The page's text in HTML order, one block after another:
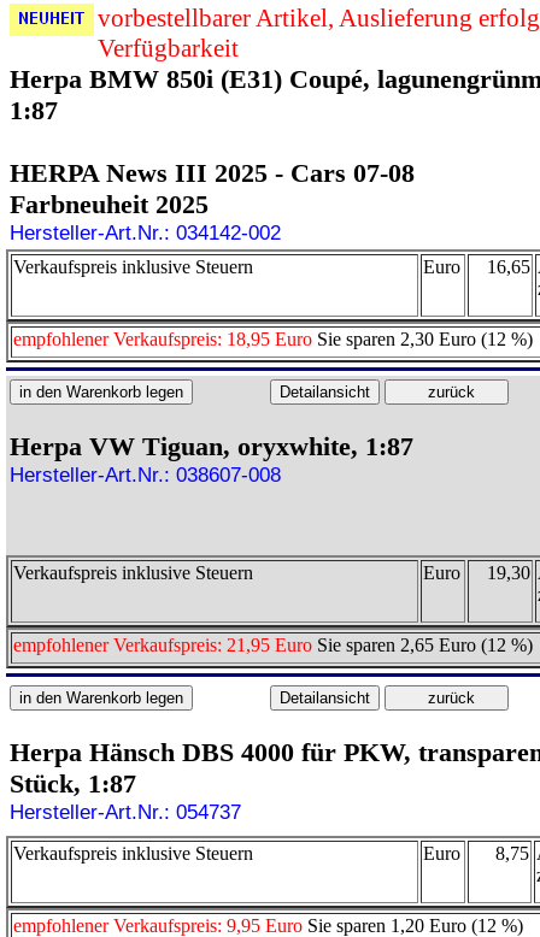
vorbestellbarer Artikel, Auslieferung
Verfügbarkeit
Herpa BMW 850i (E31) Coupé,
1:87
HERPA News III 2025 - Cars 07-08
Farbneuheit 2025
Hersteller-Art.Nr.: 034142-002
Verkaufspreis inklusive Steuern Euro 16,65
empfohlener Verkaufspreis: 18,95 Euro Sie sparen 2,30 Euro (12 %)
Herpa VW Tiguan, oryxwhite, 1:87
Hersteller-Art.Nr.: 038607-008
Verkaufspreis inklusive Steuern Euro 19,30
empfohlener Verkaufspreis: 21,95 Euro Sie sparen 2,65 Euro (12 %)
Herpa Hänsch DBS 4000 für PKW,
Stück, 1:87
Hersteller-Art.Nr.: 054737
Verkaufspreis inklusive Steuern Euro 8,75
empfohlener Verkaufspreis: 9,95 Euro Sie sparen 1,20 Euro (12 %)